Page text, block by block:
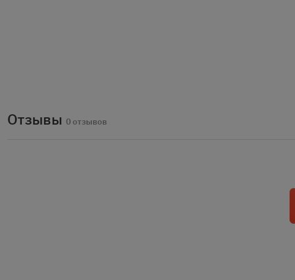
Отзывы 0 отзывов